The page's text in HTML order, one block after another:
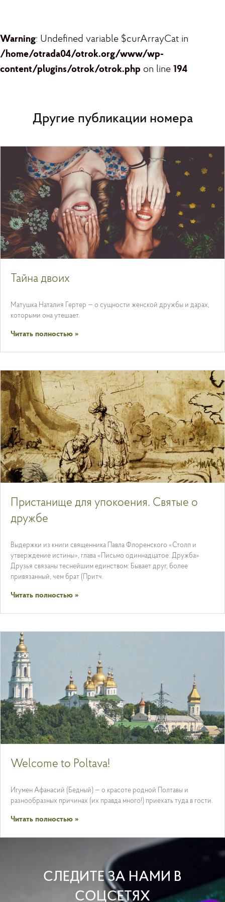
Warning: Undefined variable $curArrayCat in
/home/otrada04/otrok.org/www/wp-
content/plugins/otrok/otrok.php on line 194
Другие публикации номера
Тайна двоих
Матушка Наталия Гертер — о сущности женской дружбы и дарах,
которыми она утешает.
Читать полностью »
Пристанище для упокоения. Святые о
дружбе
Выдержки из книги священника Павла Флоренского «Столп и
утверждение истины», глава «Письмо одиннадцатое: Дружба»
Друзья связаны теснейшим единством: Бывает друг, более
привязанный, чем брат (Притч.
Читать полностью »
Welcome to Poltava!
Игумен Афанасий (Бедный) — о красоте родной Полтавы и
разнообразных причинах (их правда много!) приехать туда в гости.
Читать полностью »
СЛЕДИТЕ ЗА НАМИ В
СОЦСЕТЯХ